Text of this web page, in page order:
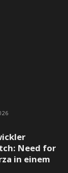
Need for
in einem